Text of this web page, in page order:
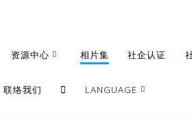
资源中心 相片集 社企认证
联络我们 LANGUAGE